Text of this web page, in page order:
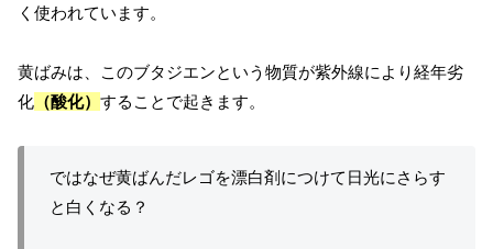
く使われています。
黄ばみは、このブタジエンという物質が紫外線により経年劣
化 （酸化） することで起きます。
ではなぜ黄ばんだレゴを漂白剤につけて日光にさらす
と白くなる？